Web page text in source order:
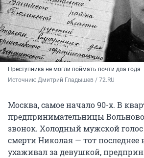
Преступника не могли поймать почти два года
Источник: Дмитрий Гладышев / 72.RU
Москва, самое начало 90-х. В
предпринимательницы
звонок. Холодный мужской голос
смерти Николая — тот последнее
ухаживал за девушкой,